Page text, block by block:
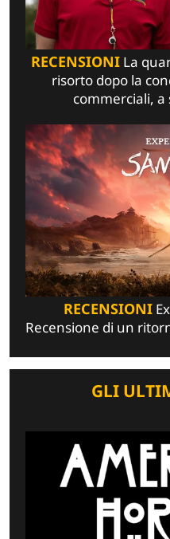
RECENSIONI La
risorto dopo la
commerciali,
RECENSIONI
Recensione di un
GLI